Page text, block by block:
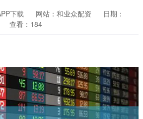
下载 网站：和业众配资
日期：
查看：184